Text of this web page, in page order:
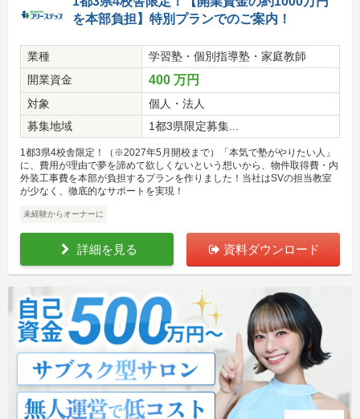
を本部負担】特別プランでのご案内！
業種
学習塾・個別指導塾・家庭教師
開業資金
400 万円
対象
個人・法人
募集地域
1都3県限定募集...
1都3県4校舎限定！（※2027年5月開校まで）「本気で塾がやりたい人」
に、費用が理由で夢を諦めて欲しくないという想いから、物件取得費・内
外装工事費を本部が負担するプランを作りました！当社はSVの担当教室
が少なく、徹底的なサポートを実現！
未経験からオーナーに
詳細を見る 資料ダウンロード